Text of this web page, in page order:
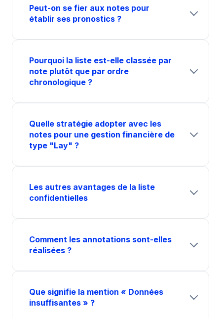
Peut-on se fier aux notes pour
établir ses pronostics ?
Pourquoi la liste est-elle classée par
note plutôt que par ordre
chronologique ?
Quelle stratégie adopter avec les
notes pour une gestion financière de
type "Lay" ?
Les autres avantages de la liste
confidentielles
Comment les annotations sont-elles
réalisées ?
Que signifie la mention « Données
insuffisantes » ?